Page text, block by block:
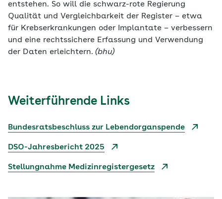
entstehen. So will die schwarz-rote Regierung
Qualität und Vergleichbarkeit der Register – etwa
für Krebserkrankungen oder Implantate – verbessern
und eine rechtssichere Erfassung und Verwendung
der Daten erleichtern. (bhu)
Weiterführende Links
Bundesratsbeschluss zur Lebendorganspende
DSO-Jahresbericht 2025
Stellungnahme Medizinregistergesetz